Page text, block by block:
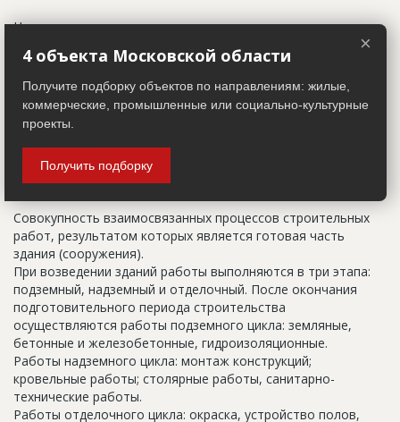
Настоящим строительным адресом можно считать адрес,
указанный в правоустанавливающих документах. Иногда
строительные организации делают свои добавления
(например, вторая очередь). В официальных документах
должен присутствовать официальный строительный адрес,
а все остальное - это уточнения типа "шестикомнатная
квартира с большой кладовой", которые годятся только
для переговоров.
Цикл строительства
Совокупность взаимосвязанных процессов строительных
работ, результатом которых является готовая часть
здания (сооружения).
При возведении зданий работы выполняются в три этапа:
подземный, надземный и отделочный. После окончания
подготовительного периода строительства
осуществляются работы подземного цикла: земляные,
бетонные и железобетонные, гидроизоляционные.
Работы надземного цикла: монтаж конструкций;
кровельные работы; столярные работы, санитарно-
технические работы.
Работы отделочного цикла: окраска, устройство полов,
×
4 объекта Московской области
Получите подборку объектов по направлениям: жилые,
коммерческие, промышленные или социально-культурные
проекты.
Получить подборку